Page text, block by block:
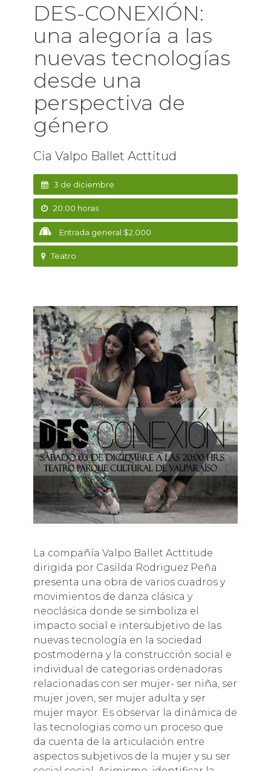
DES-CONEXIÓN:
una alegoría a las
nuevas tecnologías
desde una
perspectiva de
género
Cia Valpo Ballet Acttitud
3 de diciembre
20:00 horas
Entrada general $2.000
Teatro
La compañía Valpo Ballet Acttitude
dirigida por Casilda Rodriguez Peña
presenta una obra de varios cuadros y
movimientos de danza clásica y
neoclásica donde se simboliza el
impacto social e intersubjetivo de las
nuevas tecnología en la sociedad
postmoderna y la construcción social e
individual de categorias ordenadoras
relacionadas con ser mujer- ser niña, ser
mujer joven, ser mujer adulta y ser
mujer mayor. Es observar la dinámica de
las tecnologias como un proceso que
da cuenta de la articulación entre
aspectos subjetivos de la mujer y su ser